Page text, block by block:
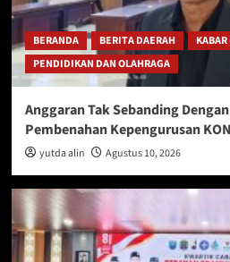
BERANDA BERITA DAERAH
PENDIDIKAN DAN OLAHRAGA
Anggaran Tak Sebanding
Pembenahan Kepengurusan
yutda alin Agustus 10, 2026